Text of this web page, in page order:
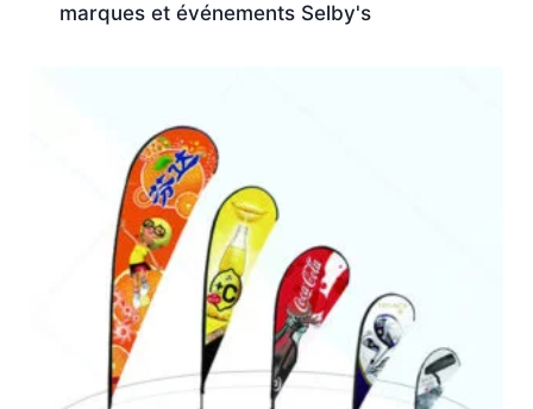
marques et événements Selby's